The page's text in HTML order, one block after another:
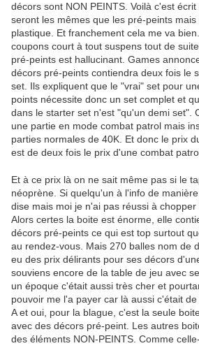
décors sont NON PEINTS. Voilà c'est
seront les mêmes que les pré-peints
plastique. Et franchement cela me va
coupons court à tout suspens tout de
pré-peints est hallucinant. Games
décors pré-peints contiendra deux fois le
set. Ils expliquent que le "vrai" set pour
points nécessite donc un set complet et
dans le starter set n'est "qu'un demi set".
une partie en mode combat patrol mais
parties normales de 40K. Et donc le prix
est de deux fois le prix d'une combat
Et à ce prix là on ne sait même pas si le
néoprène. Si quelqu'un à l'info de
dise mais moi je n'ai pas réussi à chopper
Alors certes la boite est énorme, elle
décors pré-peints ce qui est top surtout
au rendez-vous. Mais 270 balles nom de
eu des prix délirants pour ses décors
souviens encore de la table de jeu avec
un époque c'était aussi très cher et
pouvoir me l'a payer car là aussi c'était de
A et oui, pour la blague, c'est la seule
avec des décors pré-peint. Les autres
des éléments NON-PEINTS. Comme